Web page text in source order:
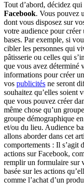
Tout d’abord, décidez
Facebook. Vous pouvez
dont vous disposez sur
votre audience pour créer
bases. Par exemple, si
cibler les personnes qui
pâtisserie ou celles qui
que vous avez déterminé
informations pour créer
vos publicités ne seront
souhaitez qu’elles soient
que vous pouvez créer
même chose qu’un
groupe démographique
et/ou du lieu. Audience
allons aborder dans cet
comportements : Il s’agit
actions sur Facebook,
remplir un formulaire sur
basée sur les actions
comme l’achat d’un